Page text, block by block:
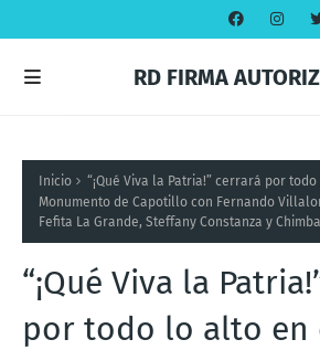
RD FIRMA
Inicio
“¡Qué Viva la Patria!” cerrará por
Monumento de Capotillo con Fernando
Fefita La Grande, Steffany Constanza y
“¡Qué Viva la
por todo lo alto en